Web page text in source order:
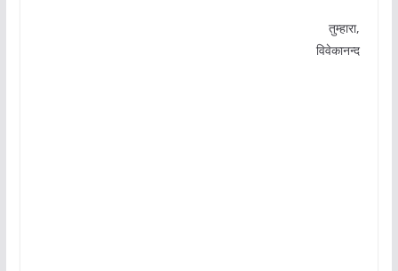
तुम्हारा,
विवेकानन्द